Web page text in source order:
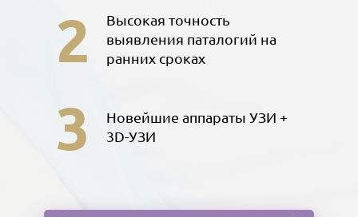
2
Высокая точность
выявления паталогий на
ранних сроках
3
Новейшие аппараты УЗИ +
3D-УЗИ